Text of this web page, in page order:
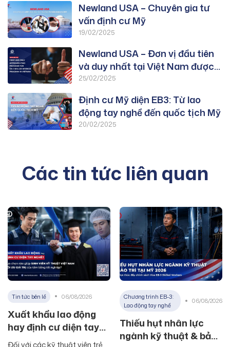
Newland USA – Chuyên gia tư
vấn định cư Mỹ
19/02/2025
Newland USA – Đơn vị đầu tiên
và duy nhất tại Việt Nam được
duyệt PWD chương trình EB-3:
25/02/2025
Định cư Mỹ diện EB3: Từ lao
động tay nghề đến quốc tịch Mỹ
20/02/2025
Các tin tức liên quan
Tin tức bên lề 06/08/2026
Xuất khẩu lao động
hay định cư diện tay
nghề? Lựa chọn nào
Đối với các kỹ thuật viên trẻ
Chương trình EB-3:
Lao động tay nghề
06/08/2026
Thiếu hụt nhân lực
ngành kỹ thuật & bảo